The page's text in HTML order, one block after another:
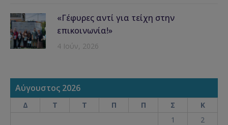
«Γέφυρες αντί για τείχη στην
επικοινωνία!»
4 Ιούν, 2026
Αύγουστος 2026
Δ Τ Τ Π Π Σ
Κ
1
2